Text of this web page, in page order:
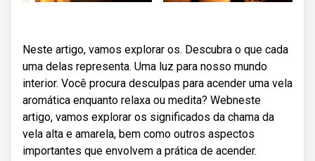
Neste artigo, vamos explorar os. Descubra o que cada
uma delas representa. Uma luz para nosso mundo
interior. Você procura desculpas para acender uma vela
aromática enquanto relaxa ou medita? Webneste
artigo, vamos explorar os significados da chama da
vela alta e amarela, bem como outros aspectos
importantes que envolvem a prática de acender.